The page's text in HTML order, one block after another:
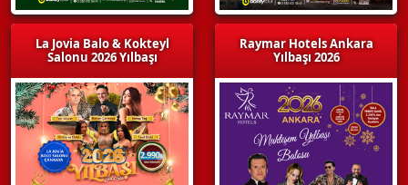
La Jovia Balo & Kokteyl
Salonu 2026 Yılbaşı
Raymar Hotels Ankara
Yılbaşı 2026